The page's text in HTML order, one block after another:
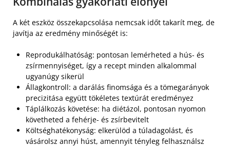
A két eszköz összekapcsolása nemcsak időt takarít meg, de
javítja az eredmény minőségét is:
Reprodukálhatóság: pontosan lemérheted a hús- és
zsírmennyiséget, így a recept minden alkalommal
ugyanúgy sikerül
Állagkontroll: a darálás finomsága és a tömegarányok
precizitása együtt tökéletes textúrát eredményez
Táplálkozás követése: ha diétázol, pontosan nyomon
követheted a fehérje- és zsírbevitelt
Költséghatékonyság: elkerülöd a túladagolást, és
vásárolsz annyi húst, amennyit tényleg felhasználsz